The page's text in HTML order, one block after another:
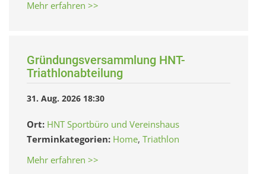
Mehr erfahren >>
Gründungsversammlung HNT-
Triathlonabteilung
31. Aug. 2026 18:30
Ort: HNT Sportbüro und Vereinshaus
Terminkategorien: Home, Triathlon
Mehr erfahren >>